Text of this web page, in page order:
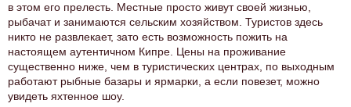
в этом его прелесть. Местные просто живут своей жизнью,
рыбачат и занимаются сельским хозяйством. Туристов здесь
никто не развлекает, зато есть возможность пожить на
настоящем аутентичном Кипре. Цены на проживание
существенно ниже, чем в туристических центрах, по выходным
работают рыбные базары и ярмарки, а если повезет, можно
увидеть яхтенное шоу.